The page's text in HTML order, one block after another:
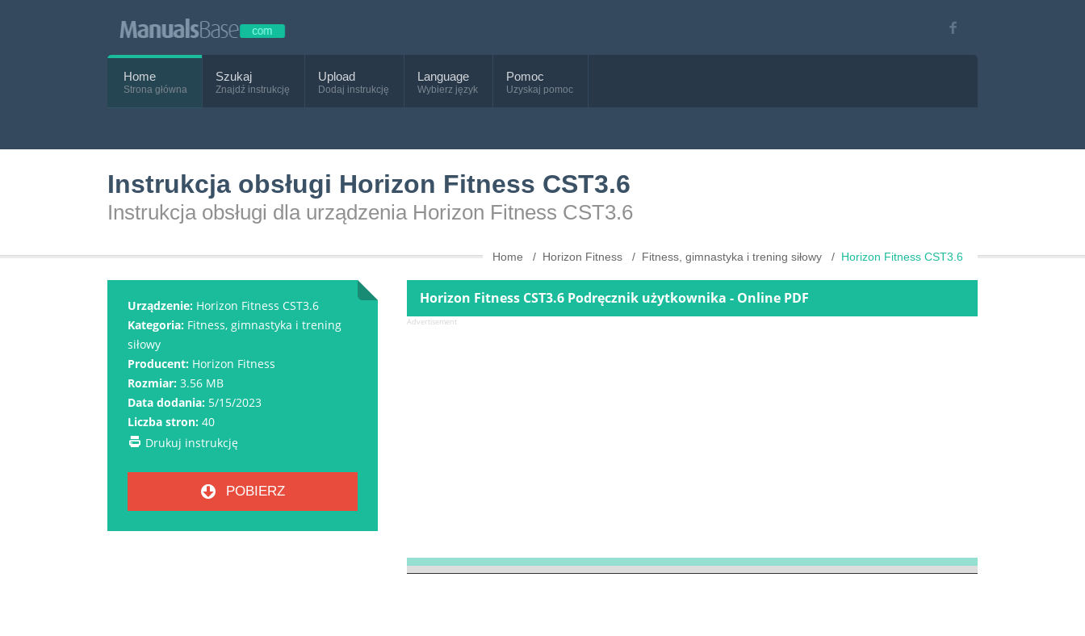
Home
Strona główna
Szukaj
Znajdź instrukcję
Upload
Dodaj instrukcję
Language
Wybierz język
Pomoc
Uzyskaj pomoc
Instrukcja obsługi Horizon Fitness CST3.6
Instrukcja obsługi dla urządzenia Horizon Fitness CST3.6
Home Horizon Fitness Fitness, gimnastyka i trening siłowy Horizon Fitness CST3.6
Urządzenie: Horizon Fitness CST3.6
Kategoria: Fitness, gimnastyka i trening
siłowy
Producent: Horizon Fitness
Rozmiar: 3.56 MB
Data dodania: 5/15/2023
Liczba stron: 40
Drukuj instrukcję
POBIERZ
Horizon Fitness CST3.6 Podręcznik użytkownika - Online PDF
Advertisement